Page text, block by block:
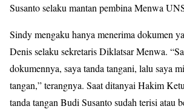
Susanto selaku mantan pembina Menwa
Sindy mengaku hanya menerima dokumen
Denis selaku sekretaris Diklatsar Menwa.
dokumennya, saya tanda tangani, lalu saya
tangan,” terangnya. Saat ditanyai Hakim
tanda tangan Budi Susanto sudah terisi atau